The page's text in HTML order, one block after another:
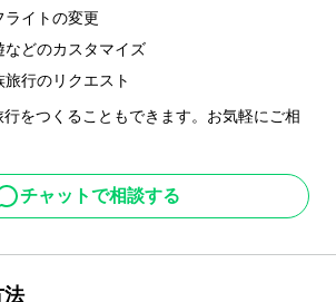
ライトの変更
などのカスタマイズ
行のリクエスト
をつくることもできます。お気軽にご相
チャットで相談する
法